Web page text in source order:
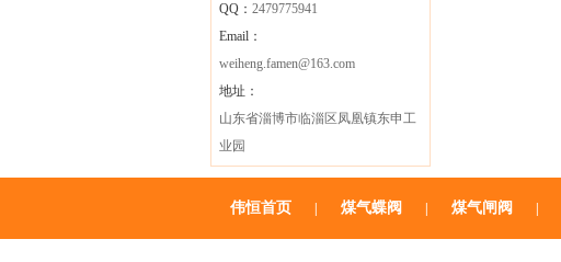
QQ： 2479775941
Email：
weiheng.famen@163.com
地址：
山东省淄博市临淄区凤凰镇东申工
业园
伟恒首页 煤气蝶阀 煤气闸阀